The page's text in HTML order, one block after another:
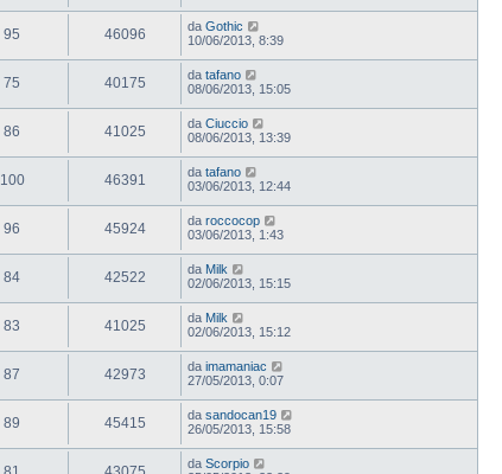
95 46096 da Gothic
10/06/2013, 8:39
75 40175 da tafano
08/06/2013, 15:05
86 41025 da Ciuccio
08/06/2013, 13:39
100 46391 da tafano
03/06/2013, 12:44
96 45924 da roccocop
03/06/2013, 1:43
84 42522 da Milk
02/06/2013, 15:15
83 41025 da Milk
02/06/2013, 15:12
87 42973 da imamaniac
27/05/2013, 0:07
89 45415 da sandocan19
26/05/2013, 15:58
da Scorpio